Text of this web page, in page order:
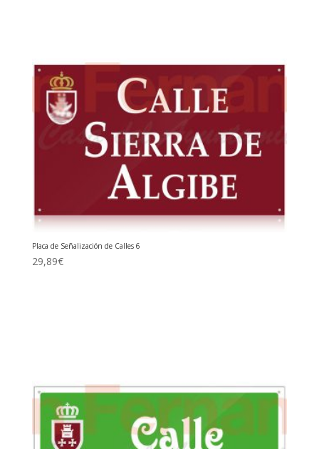
Placa de Señalización de Calles 6
29,89€